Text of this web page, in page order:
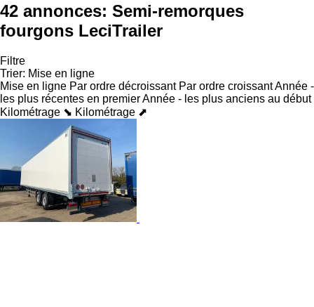
42 annonces: Semi-remorques
fourgons LeciTrailer
Filtre
Trier: Mise en ligne
Mise en ligne Par ordre décroissant Par ordre croissantAnnée -
les plus récentes en premierAnnée - les plus anciens au début
Kilométrage ⬊ Kilométrage ⬈